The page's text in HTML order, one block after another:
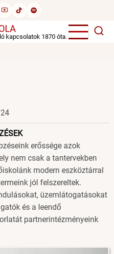
kapcsolatok 1870 óta.
erőssége azok
nem csak a tantervekben
modern eszköztárral
jól felszereltek.
üzemlátogatásokat
és a leendő
partnerintézményeink